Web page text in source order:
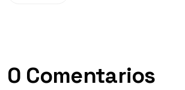
0 Comentarios